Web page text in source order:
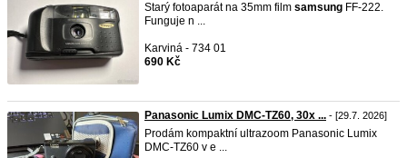
Starý fotoaparát na 35mm film samsung FF-222.
Funguje n ...
Karviná - 734 01
690 Kč
Panasonic Lumix DMC-TZ60, 30x ... - [29.7. 2026]
Prodám kompaktní ultrazoom Panasonic Lumix
DMC-TZ60 v e ...